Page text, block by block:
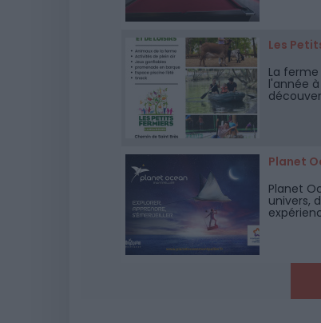
Les
La
l'année
Planet
Planet
univers,
amis,